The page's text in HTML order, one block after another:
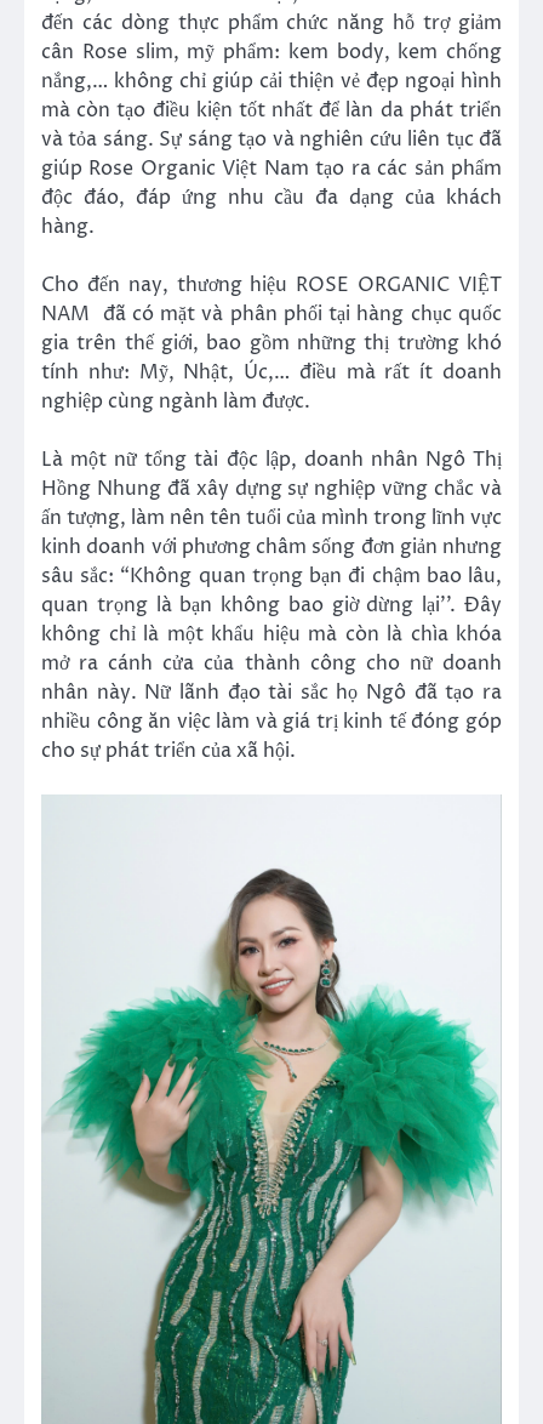
đến các dòng thực phẩm chức năng hỗ trợ giảm
cân Rose slim, mỹ phẩm: kem body, kem chống
nắng,… không chỉ giúp cải thiện vẻ đẹp ngoại hình
mà còn tạo điều kiện tốt nhất để làn da phát triển
và tỏa sáng. Sự sáng tạo và nghiên cứu liên tục đã
giúp Rose Organic Việt Nam tạo ra các sản phẩm
độc đáo, đáp ứng nhu cầu đa dạng của khách
hàng.
Cho đến nay, thương hiệu ROSE ORGANIC VIỆT
NAM đã có mặt và phân phối tại hàng chục quốc
gia trên thế giới, bao gồm những thị trường khó
tính như: Mỹ, Nhật, Úc,… điều mà rất ít doanh
nghiệp cùng ngành làm được.
Là một nữ tổng tài độc lập, doanh nhân Ngô Thị
Hồng Nhung đã xây dựng sự nghiệp vững chắc và
ấn tượng, làm nên tên tuổi của mình trong lĩnh vực
kinh doanh với phương châm sống đơn giản nhưng
sâu sắc: “Không quan trọng bạn đi chậm bao lâu,
quan trọng là bạn không bao giờ dừng lại’’. Đây
không chỉ là một khẩu hiệu mà còn là chìa khóa
mở ra cánh cửa của thành công cho nữ doanh
nhân này. Nữ lãnh đạo tài sắc họ Ngô đã tạo ra
nhiều công ăn việc làm và giá trị kinh tế đóng góp
cho sự phát triển của xã hội.